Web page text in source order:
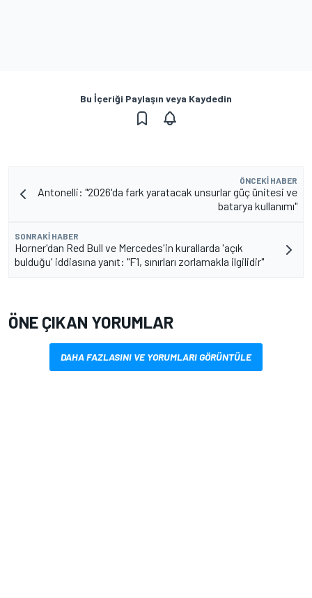
Bu İçeriği Paylaşın veya Kaydedin
ÖNCEKI HABER
Antonelli: "2026'da fark yaratacak unsurlar güç ünitesi ve
batarya kullanımı"
SONRAKI HABER
Horner'dan Red Bull ve Mercedes'in kurallarda 'açık
bulduğu' iddiasına yanıt: "F1, sınırları zorlamakla ilgilidir"
ÖNE ÇIKAN YORUMLAR
DAHA FAZLASINI VE YORUMLARI GÖRÜNTÜLE